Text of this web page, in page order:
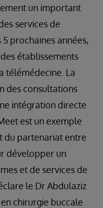
un important
services de
prochaines années,
établissements
télémédecine. La
des consultations
intégration directe
est un exemple
du partenariat entre
développer un
et de services de
le Dr Abdulaziz
chirurgie buccale